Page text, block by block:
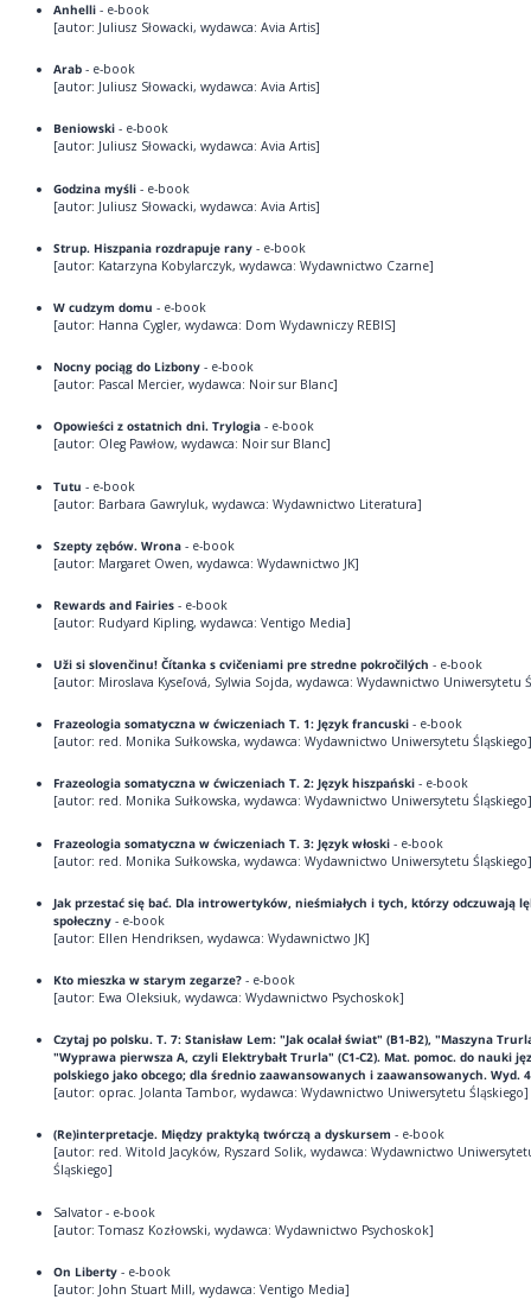
Anhelli- e-book
[autor: Juliusz Słowacki, wydawca: Avia Artis]
Arab- e-book
[autor: Juliusz Słowacki, wydawca: Avia Artis]
Beniowski- e-book
[autor: Juliusz Słowacki, wydawca: Avia Artis]
Godzina myśli- e-book
[autor: Juliusz Słowacki, wydawca: Avia Artis]
Strup. Hiszpania rozdrapuje rany- e-book
[autor: Katarzyna Kobylarczyk, wydawca: Wydawnictwo Czarne]
W cudzym domu - e-book
[autor: Hanna Cygler, wydawca: Dom Wydawniczy REBIS]
Nocny pociąg do Lizbony- e-book
[autor: Pascal Mercier, wydawca: Noir sur Blanc]
Opowieści z ostatnich dni. Trylogia- e-book
[autor: Oleg Pawłow, wydawca: Noir sur Blanc]
Tutu - e-book
[autor: Barbara Gawryluk, wydawca: Wydawnictwo Literatura]
Szepty zębów. Wrona- e-book
[autor: Margaret Owen, wydawca: Wydawnictwo JK]
Rewards and Fairies- e-book
[autor: Rudyard Kipling, wydawca: Ventigo Media]
Uži si slovenčinu! Čítanka s cvičeniami pre stredne pokročilých - e-book
[autor: Miroslava Kyseľová, Sylwia Sojda, wydawca: Wydawnictwo Uniwersytetu
Frazeologia somatyczna w ćwiczeniach T. 1: Język francuski- e-book
[autor: red. Monika Sułkowska, wydawca: Wydawnictwo Uniwersytetu Śląskiego]
Frazeologia somatyczna w ćwiczeniach T. 2: Język hiszpański- e-book
[autor: red. Monika Sułkowska, wydawca: Wydawnictwo Uniwersytetu Śląskiego]
Frazeologia somatyczna w ćwiczeniach T. 3: Język włoski- e-book
[autor: red. Monika Sułkowska, wydawca: Wydawnictwo Uniwersytetu Śląskiego]
Jak przestać się bać. Dla introwertyków, nieśmiałych i tych, którzy odczuwają
społeczny- e-book
[autor: Ellen Hendriksen, wydawca: Wydawnictwo JK]
Kto mieszka w starym zegarze?- e-book
[autor: Ewa Oleksiuk, wydawca: Wydawnictwo Psychoskok]
Czytaj po polsku. T. 7: Stanisław Lem: "Jak ocalał świat" (B1-B2), "Maszyna
"Wyprawa pierwsza A, czyli Elektrybałt Trurla" (C1-C2). Mat. pomoc. do nauki
polskiego jako obcego; dla średnio zaawansowanych i zaawansowanych. Wyd. 4
[autor: oprac. Jolanta Tambor, wydawca: Wydawnictwo Uniwersytetu Śląskiego]
(Re)interpretacje. Między praktyką twórczą a dyskursem - e-book
[autor: red. Witold Jacyków, Ryszard Solik, wydawca: Wydawnictwo
Śląskiego]
Salvator - e-book
[autor: Tomasz Kozłowski, wydawca: Wydawnictwo Psychoskok]
On Liberty- e-book
[autor: John Stuart Mill, wydawca: Ventigo Media]